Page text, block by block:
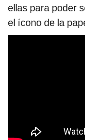
ellas para poder
el ícono de la